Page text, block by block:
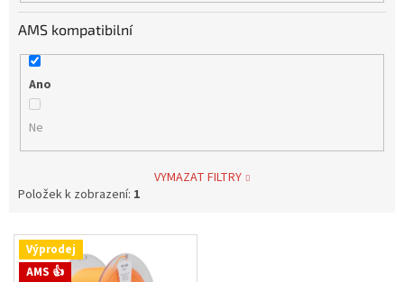
AMS kompatibilní
Ano
Ne
VYMAZAT FILTRY
Položek k zobrazení: 1
V Výprodej
AMS 👍